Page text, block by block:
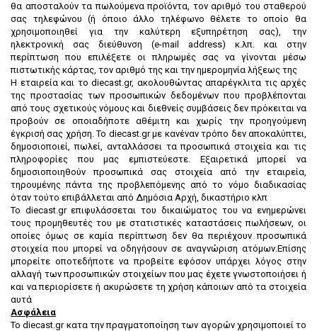
θα αποσταλούν τα πωλούμενα προϊόντα, τον αριθμό του σταθερού
σας τηλεφώνου (ή όποιο άλλο τηλέφωνο θέλετε το οποίο θα
χρησιμοποιηθεί για την καλύτερη εξυπηρέτηση σας), την
ηλεκτρονική σας διεύθυνση (e-mail address) κ.λπ. και στην
περίπτωση που επιλέξετε οι πληρωμές σας να γίνονται μέσω
πιστωτικής κάρτας, τον αριθμό της και την ημερομηνία λήξεως της
Η εταιρεία και το diecast.gr, ακολουθώντας απαρέγκλιτα τις αρχές
της προστασίας των προσωπικών δεδομένων που προβλέπονται
από τους σχετικούς νόμους και διεθνείς συμβάσεις δεν πρόκειται να
προβούν σε οποιαδήποτε αθέμιτη και χωρίς την προηγούμενη
έγκρισή σας χρήση. Το diecast.gr με κανέναν τρόπο δεν αποκαλύπτει,
δημοσιοποιεί, πωλεί, ανταλλάσσει τα προσωπικά στοιχεία και τις
πληροφορίες που μας εμπιστεύεστε. Εξαιρετικά μπορεί να
δημοσιοποιηθούν προσωπικά σας στοιχεία από την εταιρεία,
τηρουμένης πάντα της προβλεπόμενης από το νόμο διαδικασίας
όταν τούτο επιβάλλεται από Δημόσια Αρχή, δικαστήριο κλπ
Το diecast.gr επιφυλάσσεται του δικαιώματος του να ενημερώνει
τους προμηθευτές του με στατιστικές καταστάσεις πωλήσεων, οι
οποίες όμως σε καμία περίπτωση δεν θα περιέχουν προσωπικά
στοιχεία που μπορεί να οδηγήσουν σε αναγνώριση ατόμων.Επίσης
μπορείτε οποτεδήποτε να προβείτε εφόσον υπάρχει λόγος στην
αλλαγή των προσωπικών στοιχείων που μας έχετε γνωστοποιήσει ή
και να περιορίσετε ή ακυρώσετε τη χρήση κάποιων από τα στοιχεία
αυτά
Ασφάλεια
To diecast.gr κατα την πραγματοποίηση των αγορών χρησιμοποιεί το